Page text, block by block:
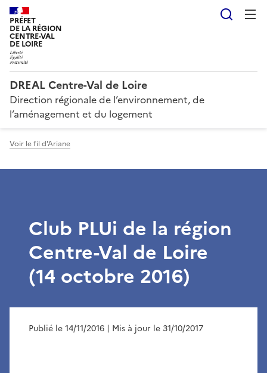
PRÉFET
DE LA RÉGION
CENTRE-VAL
DE LOIRE
DREAL Centre-Val de Loire
Direction régionale de l’environnement, de
l’aménagement et du logement
Voir le fil d'Ariane
Club PLUi de la région
Centre-Val de Loire
(14 octobre 2016)
Publié le 14/11/2016 | Mis à jour le 31/10/2017